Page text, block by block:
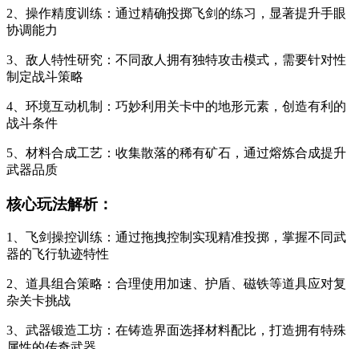
2、操作精度训练：通过精确投掷飞剑的练习，显著提升手眼
协调能力
3、敌人特性研究：不同敌人拥有独特攻击模式，需要针对性
制定战斗策略
4、环境互动机制：巧妙利用关卡中的地形元素，创造有利的
战斗条件
5、材料合成工艺：收集散落的稀有矿石，通过熔炼合成提升
武器品质
核心玩法解析：
1、飞剑操控训练：通过拖拽控制实现精准投掷，掌握不同武
器的飞行轨迹特性
2、道具组合策略：合理使用加速、护盾、磁铁等道具应对复
杂关卡挑战
3、武器锻造工坊：在铸造界面选择材料配比，打造拥有特殊